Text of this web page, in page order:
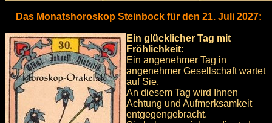
Das Monatshoroskop Steinbock für den 21. Juli 2027:
Ein glücklicher Tag mit
Fröhlichkeit:
Ein angenehmer Tag in
angenehmer Gesellschaft wartet
auf Sie.
An diesem Tag wird Ihnen
Achtung und Aufmerksamkeit
entgegengebracht.